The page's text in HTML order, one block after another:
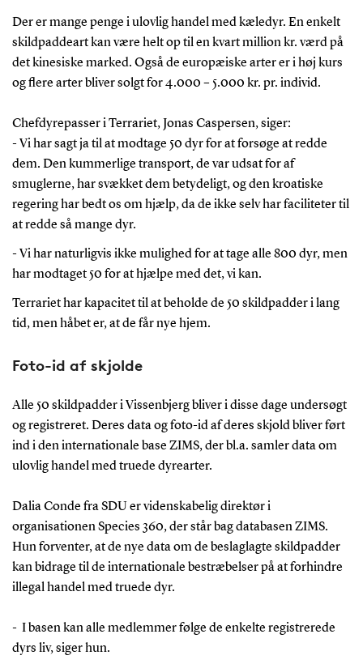
Der er mange penge i ulovlig handel med kæledyr. En enkelt
skildpaddeart kan være helt op til en kvart million kr. værd på
det kinesiske marked. Også de europæiske arter er i høj kurs
og flere arter bliver solgt for 4.000 – 5.000 kr. pr. individ.
Chefdyrepasser i Terrariet, Jonas Caspersen, siger:
- Vi har sagt ja til at modtage 50 dyr for at forsøge at redde
dem. Den kummerlige transport, de var udsat for af
smuglerne, har svækket dem betydeligt, og den kroatiske
regering har bedt os om hjælp, da de ikke selv har faciliteter til
at redde så mange dyr.
- Vi har naturligvis ikke mulighed for at tage alle 800 dyr, men
har modtaget 50 for at hjælpe med det, vi kan.
Terrariet har kapacitet til at beholde de 50 skildpadder i lang
tid, men håbet er, at de får nye hjem.
Foto-id af skjolde
Alle 50 skildpadder i Vissenbjerg bliver i disse dage undersøgt
og registreret. Deres data og foto-id af deres skjold bliver ført
ind i den internationale base ZIMS, der bl.a. samler data om
ulovlig handel med truede dyrearter.
Dalia Conde fra SDU er videnskabelig direktør i
organisationen Species 360, der står bag databasen ZIMS.
Hun forventer, at de nye data om de beslaglagte skildpadder
kan bidrage til de internationale bestræbelser på at forhindre
illegal handel med truede dyr.
- I basen kan alle medlemmer følge de enkelte registrerede
dyrs liv, siger hun.